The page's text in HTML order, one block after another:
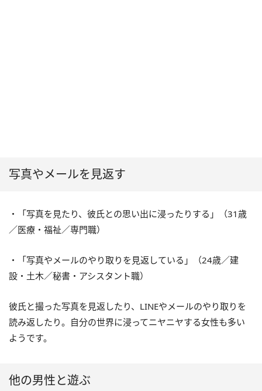
写真やメールを見返す
・「写真を見たり、彼氏との思い出に浸ったりする」（31歳
／医療・福祉／専門職）
・「写真やメールのやり取りを見返している」（24歳／建
設・土木／秘書・アシスタント職）
彼氏と撮った写真を見返したり、LINEやメールのやり取りを
読み返したり。自分の世界に浸ってニヤニヤする女性も多い
ようです。
他の男性と遊ぶ